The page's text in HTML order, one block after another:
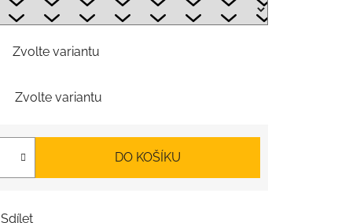
Zvolte variantu
Zvolte variantu
DO KOŠÍKU
Sdílet